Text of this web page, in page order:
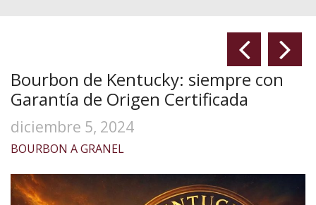
Bourbon de Kentucky: siempre con
Garantía de Origen Certificada
diciembre 5, 2024
BOURBON A GRANEL